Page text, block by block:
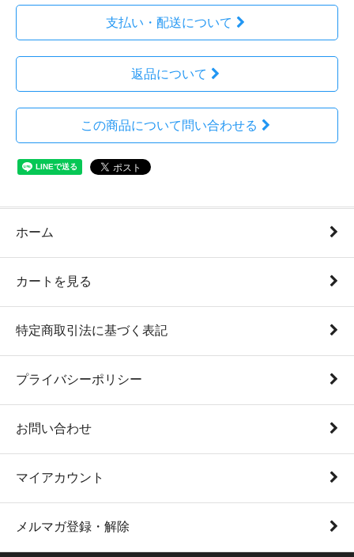
支払い・配送について
返品について
この商品について問い合わせる
ホーム
カートを見る
特定商取引法に基づく表記
プライバシーポリシー
お問い合わせ
マイアカウント
メルマガ登録・解除